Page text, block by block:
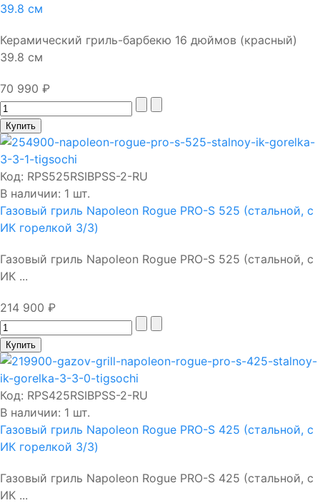
39.8 см
Керамический гриль-барбекю 16 дюймов (красный)
39.8 см
70 990 ₽
Код: RPS525RSIBPSS-2-RU
В наличии: 1 шт.
Газовый гриль Napoleon Rogue PRO-S 525 (стальной, с
ИК горелкой 3/3)
Газовый гриль Napoleon Rogue PRO-S 525 (стальной, с
ИК ...
214 900 ₽
Код: RPS425RSIBPSS-2-RU
В наличии: 1 шт.
Газовый гриль Napoleon Rogue PRO-S 425 (стальной, с
ИК горелкой 3/3)
Газовый гриль Napoleon Rogue PRO-S 425 (стальной, с
ИК ...